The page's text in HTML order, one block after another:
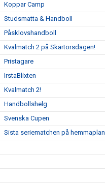
Koppar Camp
Studsmatta & Handboll
Påsklovshandboll
Kvalmatch 2 på Skärtorsdagen!
Pristagare
IrstaBlixten
Kvalmatch 2!
Handbollshelg
Svenska Cupen
Sista seriematchen på hemmaplan